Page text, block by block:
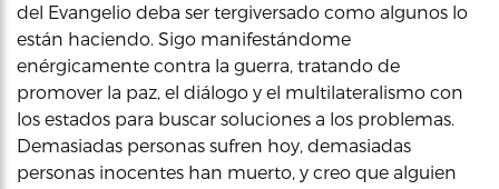
del Evangelio deba ser tergiversado como algunos lo
están haciendo. Sigo manifestándome
enérgicamente contra la guerra, tratando de
promover la paz, el diálogo y el multilateralismo con
los estados para buscar soluciones a los problemas.
Demasiadas personas sufren hoy, demasiadas
personas inocentes han muerto, y creo que alguien